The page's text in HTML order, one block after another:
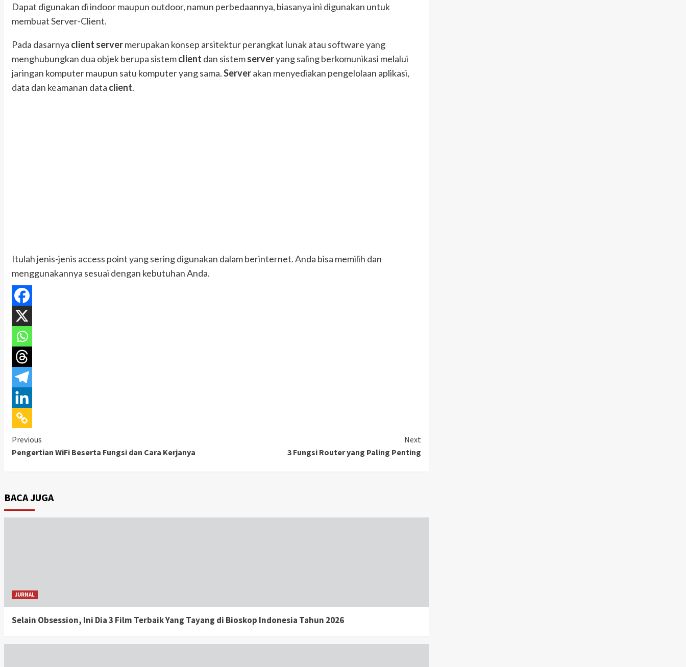
Dapat digunakan di indoor maupun outdoor, namun perbedaannya, biasanya ini digunakan untuk
membuat Server-Client.
Pada dasarnya client servermerupakan konsep arsitektur perangkat lunak atau software yang
menghubungkan dua objek berupa sistemclient dan sistemserveryang saling berkomunikasi melalui
jaringan komputer maupun satu komputer yang sama.Serverakan menyediakan pengelolaan aplikasi,
data dan keamanan data client.
Itulah jenis-jenis access point yang sering digunakan dalam berinternet. Anda bisa memilih dan
menggunakannya sesuai dengan kebutuhan Anda.
Continue
Previous
Pengertian WiFi Beserta Fungsi dan Cara Kerjanya
Next
3 Fungsi Router yang Paling Penting
BACA JUGA
JURNAL
Selain Obsession, Ini Dia 3 Film Terbaik Yang Tayang di Bioskop Indonesia Tahun 2026